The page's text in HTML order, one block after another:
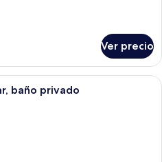
Ver precio
Habitación de hotel con dos camas
baño privado